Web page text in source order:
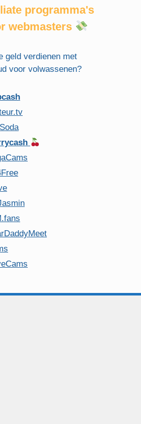
programma's
webmasters
geld verdienen met
voor volwassenen?